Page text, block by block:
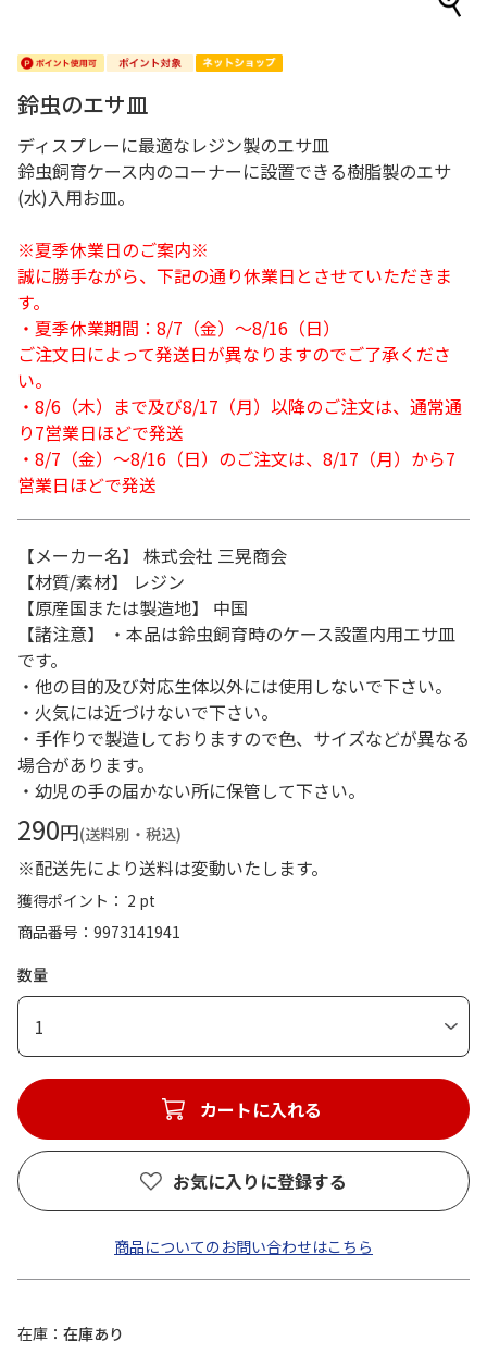
鈴虫のエサ皿
ディスプレーに最適なレジン製のエサ皿
鈴虫飼育ケース内のコーナーに設置できる樹脂製のエサ
(水)入用お皿。
※夏季休業日のご案内※
誠に勝手ながら、下記の通り休業日とさせていただきま
す。
・夏季休業期間：8/7（金）～8/16（日）
ご注文日によって発送日が異なりますのでご了承くださ
い。
・8/6（木）まで及び8/17（月）以降のご注文は、通常通
り7営業日ほどで発送
・8/7（金）～8/16（日）のご注文は、8/17（月）から7
営業日ほどで発送
【メーカー名】 株式会社 三晃商会
【材質/素材】 レジン
【原産国または製造地】 中国
【諸注意】 ・本品は鈴虫飼育時のケース設置内用エサ皿
です。
・他の目的及び対応生体以外には使用しないで下さい。
・火気には近づけないで下さい。
・手作りで製造しておりますので色、サイズなどが異なる
場合があります。
・幼児の手の届かない所に保管して下さい。
290円(送料別・税込)
※配送先により送料は変動いたします。
獲得ポイント： 2 pt
商品番号
9973141941
数量
1
カートに入れる
お気に入りに登録する
商品についてのお問い合わせはこちら
在庫 在庫あり